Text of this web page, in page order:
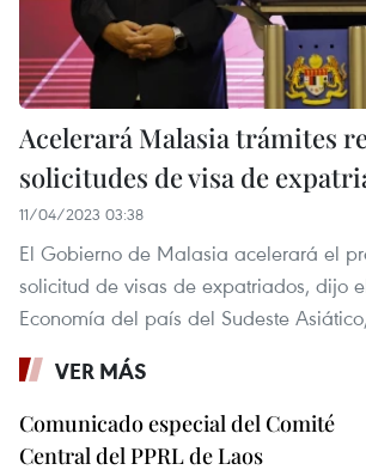
Acelerará Malasia trámites
solicitudes de visa de
11/04/2023 03:38
El Gobierno de Malasia acelerará el
solicitud de visas de expatriados, dijo
Economía del país del Sudeste
VER MÁS
Comunicado especial del Comité
Central del PPRL de Laos